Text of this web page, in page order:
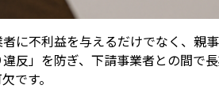
に不利益を与えるだけでなく、親
反」を防ぎ、下請事業者との間で
です。